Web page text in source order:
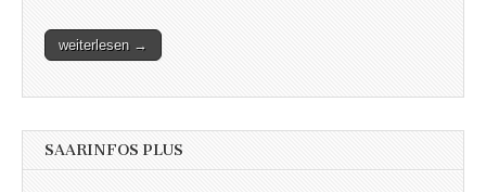
weiterlesen →
SAARINFOS PLUS